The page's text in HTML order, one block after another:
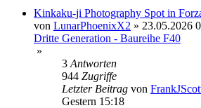
Kinkaku-ji Photography Spot in
von LunarPhoenixX2 » 23.05.2026
Dritte Generation - Baureihe F40
»
3 Antworten
944 Zugriffe
Letzter Beitrag von
Gestern 15:18